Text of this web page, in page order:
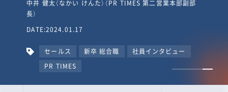
山田真輔（やまだ しんすけ）（執行役員 兼 Jooto事業部
長）
DATE:2023.09.08
カルチャー CxO キャリア入社 Jooto